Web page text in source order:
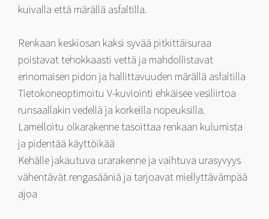
kuivalla että märällä asfaltilla.
Renkaan keskiosan kaksi syvää pitkittäisuraa
poistavat tehokkaasti vettä ja mahdollistavat
erinomaisen pidon ja hallittavuuden märällä asfaltilla
Tietokoneoptimoitu V-kuviointi ehkäisee vesiliirtoa
runsaallakin vedellä ja korkeilla nopeuksilla.
Lamelloitu olkarakenne tasoittaa renkaan kulumista
ja pidentää käyttöikää
Kehälle jakautuva urarakenne ja vaihtuva urasyvyys
vähentävät rengasääniä ja tarjoavat miellyttävämpää
ajoa